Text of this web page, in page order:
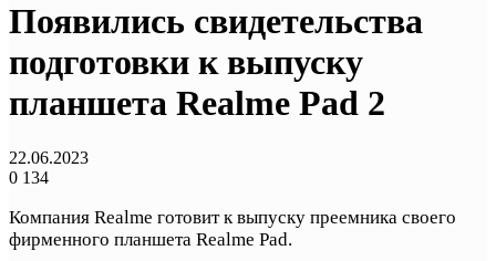
Появились свидетельства
подготовки к выпуску
планшета Realme Pad 2
22.06.2023
0 134
Компания Realme готовит к выпуску преемника своего
фирменного планшета Realme Pad.